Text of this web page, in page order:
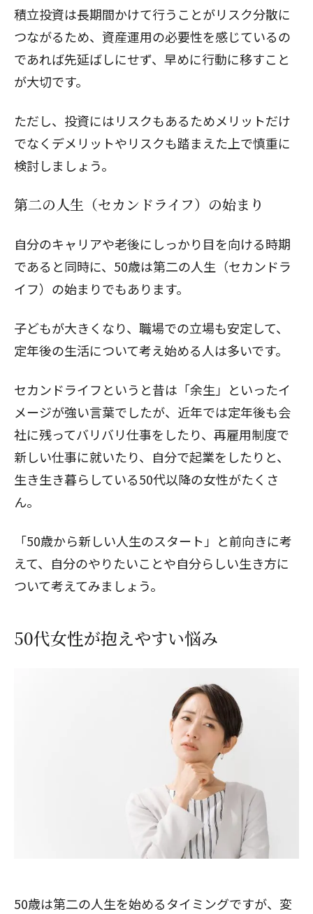
積立投資は長期間かけて行うことがリスク分散に
つながるため、資産運用の必要性を感じているの
であれば先延ばしにせず、早めに行動に移すこと
が大切です。
ただし、 投資にはリスクもあるためメリットだけ
でなくデメリットやリスクも踏まえた上で慎重に
検討しましょう。
第二の人生（セカンドライフ）の始まり
自分のキャリアや老後にしっかり目を向ける時期
であると同時に、50歳は第二の人生（セカンドラ
イフ）の始まりでもあります。
子どもが大きくなり、職場での立場も安定して、
定年後の生活について考え始める人は多いです。
セカンドライフというと昔は「余生」といったイ
メージが強い言葉でしたが、近年では定年後も会
社に残ってバリバリ仕事をしたり、再雇用制度で
新しい仕事に就いたり、
自分で起業をしたりと、
生き生き暮らしている50代以降の女性がたくさ
ん。
「50歳から新しい人生のスタート」と前向きに考
えて、自分のやりたいことや自分らしい生き方に
ついて考えてみましょう。
50代女性が抱えやすい悩み
50歳は第二の人生を始めるタイミングですが、変